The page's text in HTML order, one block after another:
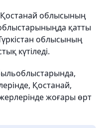
облысының
қатты
облысының
күтіледі.
Қостанай,
жоғары өрт